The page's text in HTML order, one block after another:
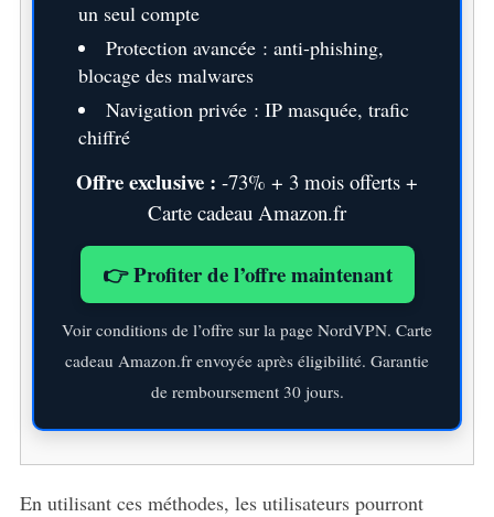
un seul compte
Protection avancée : anti-phishing,
blocage des malwares
Navigation privée : IP masquée, trafic
chiffré
Offre exclusive : -73% + 3 mois offerts +
Carte cadeau Amazon.fr
👉 Profiter de l’offre maintenant
Voir conditions de l’offre sur la page NordVPN. Carte
cadeau Amazon.fr envoyée après éligibilité. Garantie
de remboursement 30 jours.
En utilisant ces méthodes, les utilisateurs pourront